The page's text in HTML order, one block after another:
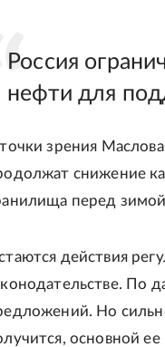
Россия
нефти для
зрения
снижение
перед
действия
По
Но
основной